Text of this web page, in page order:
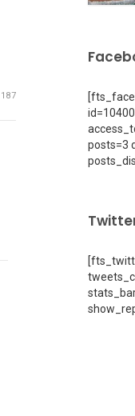
187
posts=3